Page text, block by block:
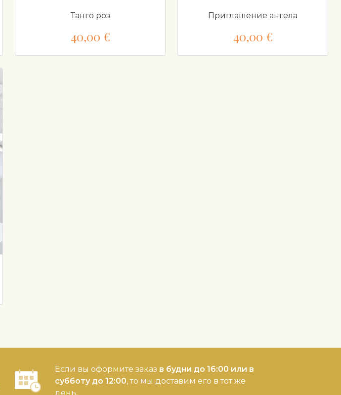
Танго роз
40,00 €
Приглашение ангела
40,00 €
Если вы оформите заказ в будни до 16:00 или в
субботу до 12:00, то мы доставим его в тот же
день.